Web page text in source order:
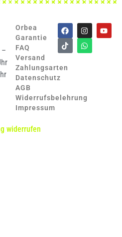
Orbea
Garantie
FAQ
Versand
Zahlungsarten
Datenschutz
AGB
Widerrufsbelehrung
Impressum
widerrufen